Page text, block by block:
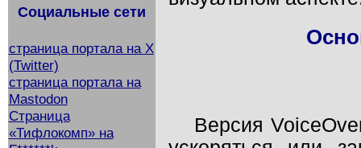
Социальные сети
страница портала на X
(Twitter)
страница портала на
Mastodon
Страница
«Тифлокомп» на
Версия